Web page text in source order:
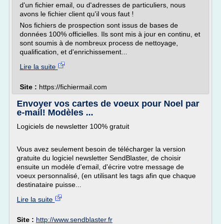
d'un fichier email, ou d'adresses de particuliers, nous
avons le fichier client qu'il vous faut !
Nos fichiers de prospection sont issus de bases de
données 100% officielles. Ils sont mis à jour en continu, et
sont soumis à de nombreux process de nettoyage,
qualification, et d'enrichissement...
Lire la suite
Site : https://fichiermail.com
Envoyer vos cartes de voeux pour Noel par
e-mail! Modèles ...
Logiciels de newsletter 100% gratuit
Vous avez seulement besoin de télécharger la version
gratuite du logiciel newsletter SendBlaster, de choisir
ensuite un modèle d'email, d'écrire votre message de
voeux personnalisé, (en utilisant les tags afin que chaque
destinataire puisse...
Lire la suite
Site : http://www.sendblaster.fr